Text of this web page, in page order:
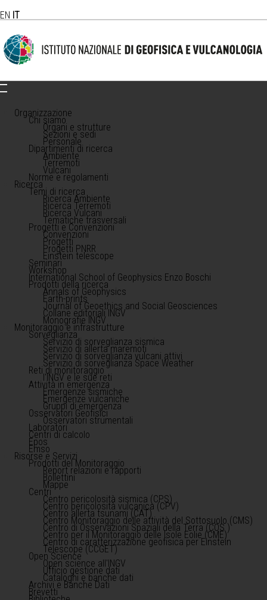
EN IT
Organizzazione
Chi siamo
Organi e strutture
Sezioni e sedi
Personale
Dipartimenti di ricerca
Ambiente
Terremoti
Vulcani
Norme e regolamenti
Ricerca
Temi di ricerca
Ricerca Ambiente
Ricerca Terremoti
Ricerca Vulcani
Tematiche trasversali
Progetti e Convenzioni
Convenzioni
Progetti
Progetti PNRR
Einstein telescope
Seminari
Workshop
International School of Geophysics Enzo Boschi
Prodotti della ricerca
Annals of Geophysics
Earth-prints
Journal of Geoethics and Social Geosciences
Collane editoriali INGV
Monografie INGV
Monitoraggio e infrastrutture
Sorveglianza
Servizio di sorveglianza sismica
Servizio di allerta maremoti
Servizio di sorveglianza vulcani attivi
Servizio di sorveglianza Space Weather
Reti di monitoraggio
l'INGV e le sue reti
Attività in emergenza
Emergenze sismiche
Emergenze vulcaniche
Gruppi di emergenza
Osservatori Geofisici
Osservatori strumentali
Laboratori
Centri di calcolo
Epos
Emso
Risorse e Servizi
Prodotti del Monitoraggio
Report relazioni e rapporti
Bollettini
Mappe
Centri
Centro pericolosità sismica (CPS)
Centro pericolosità vulcanica (CPV)
Centro allerta tsunami (CAT)
Centro Monitoraggio delle attività del Sottosuolo (CMS)
Centro di Osservazioni Spaziali della Terra (COS )
Centro per il Monitoraggio delle Isole Eolie (CME)
Centro di caratterizzazione geofisica per Einstein
Telescope (CCGET)
Open Science
Open science all'INGV
Ufficio gestione dati
Cataloghi e banche dati
Archivi e Banche Dati
Brevetti